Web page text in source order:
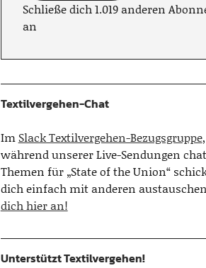
Schließe dich 1.019 anderen
an
Textilvergehen-Chat
Im Slack Textilvergehen-Bezugsgruppe
während unserer Live-Sendungen
Themen für „State of the Union“
dich einfach mit anderen
dich hier an!
Unterstützt Textilvergehen!